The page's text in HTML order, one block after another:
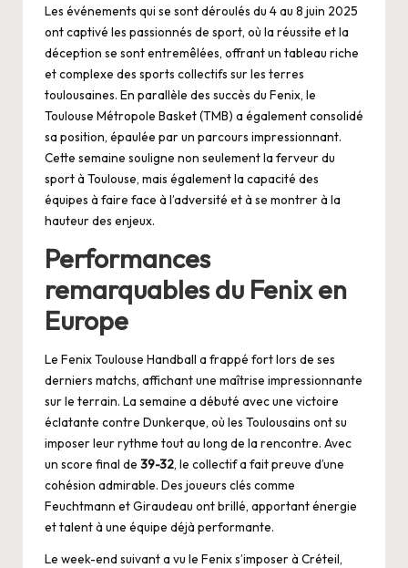
Les événements qui se sont déroulés du 4 au 8 juin 2025
ont captivé les passionnés de sport, où la réussite et la
déception se sont entremêlées, offrant un tableau riche
et complexe des sports collectifs sur les terres
toulousaines. En parallèle des succès du Fenix, le
Toulouse Métropole Basket (TMB) a également consolidé
sa position, épaulée par un parcours impressionnant.
Cette semaine souligne non seulement la ferveur du
sport à Toulouse, mais également la capacité des
équipes à faire face à l’adversité et à se montrer à la
hauteur des enjeux.
Performances
remarquables du Fenix en
Europe
Le Fenix Toulouse Handball a frappé fort lors de ses
derniers matchs, affichant une maîtrise impressionnante
sur le terrain. La semaine a débuté avec une victoire
éclatante contre Dunkerque, où les Toulousains ont su
imposer leur rythme tout au long de la rencontre. Avec
un score final de 39-32, le collectif a fait preuve d’une
cohésion admirable. Des joueurs clés comme
Feuchtmann et Giraudeau ont brillé, apportant énergie
et talent à une équipe déjà performante.
Le week-end suivant a vu le Fenix s’imposer à Créteil,